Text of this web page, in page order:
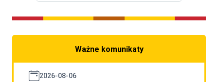
Ważne komunikaty
2026-08-06